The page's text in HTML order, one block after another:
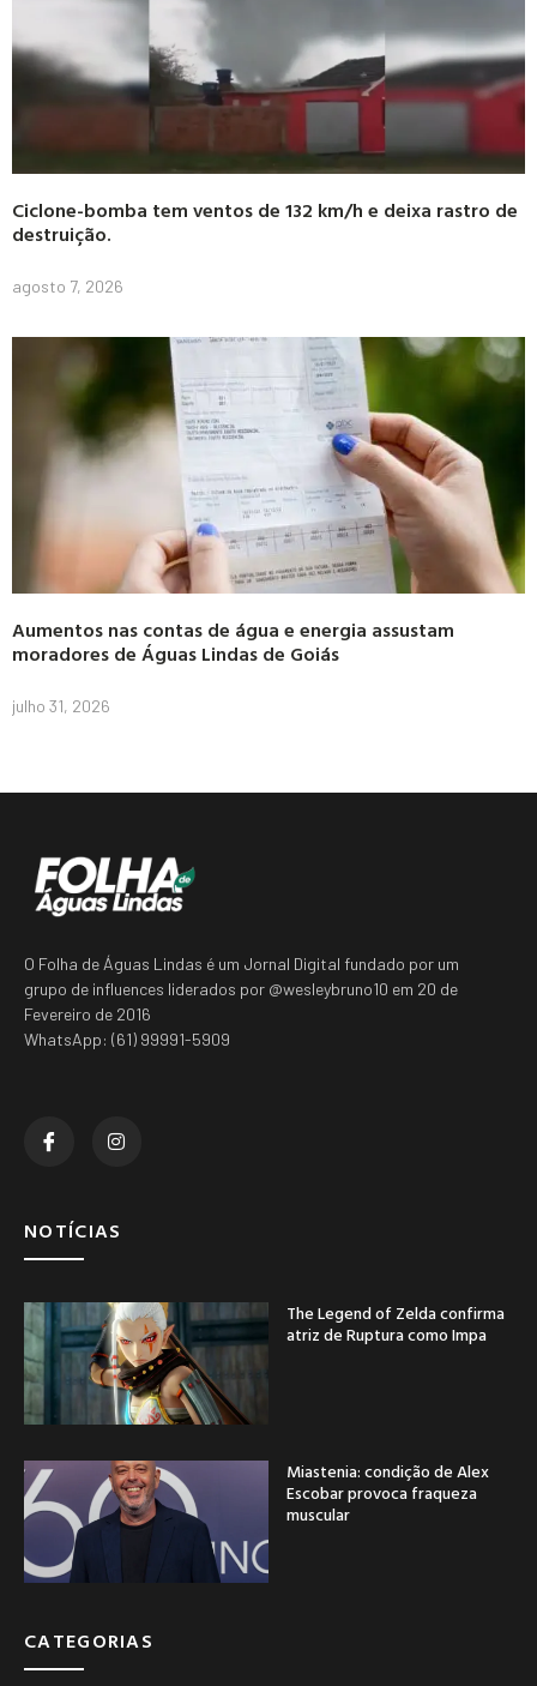
Ciclone-bomba tem ventos de 132 km/h e deixa rastro de
destruição.
agosto 7, 2026
Aumentos nas contas de água e energia assustam
moradores de Águas Lindas de Goiás
julho 31, 2026
O Folha de Águas Lindas é um Jornal Digital fundado por um
grupo de influences liderados por @wesleybruno10 em 20 de
Fevereiro de 2016
WhatsApp: (61) 99991-5909
NOTÍCIAS
The Legend of Zelda confirma
atriz de Ruptura como Impa
Miastenia: condição de Alex
Escobar provoca fraqueza
muscular
CATEGORIAS